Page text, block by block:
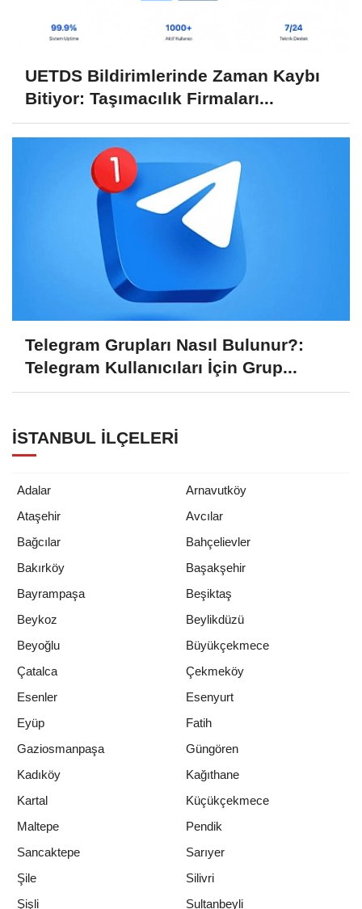
UETDS Bildirimlerinde Zaman Kaybı
Bitiyor: Taşımacılık Firmaları...
Telegram Grupları Nasıl Bulunur?:
Telegram Kullanıcıları İçin Grup...
İSTANBUL İLÇELERI
Adalar
Arnavutköy
Ataşehir
Avcılar
Bağcılar
Bahçelievler
Bakırköy
Başakşehir
Bayrampaşa
Beşiktaş
Beykoz
Beylikdüzü
Beyoğlu
Büyükçekmece
Çatalca
Çekmeköy
Esenler
Esenyurt
Eyüp
Fatih
Gaziosmanpaşa
Güngören
Kadıköy
Kağıthane
Kartal
Küçükçekmece
Maltepe
Pendik
Sancaktepe
Sarıyer
Şile
Silivri
Şişli
Sultanbeyli